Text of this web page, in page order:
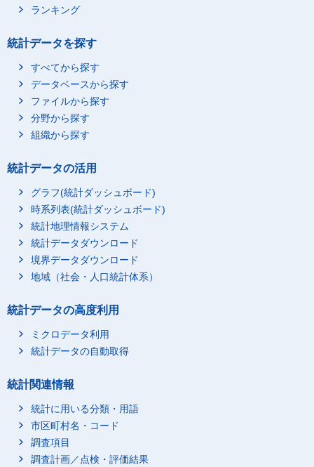
ランキング
統計データを探す
すべてから探す
データベースから探す
ファイルから探す
分野から探す
組織から探す
統計データの活用
グラフ(統計ダッシュボード)
時系列表(統計ダッシュボード)
統計地理情報システム
統計データダウンロード
境界データダウンロード
地域（社会・人口統計体系）
統計データの高度利用
ミクロデータ利用
統計データの自動取得
統計関連情報
統計に用いる分類・用語
市区町村名・コード
調査項目
調査計画／点検・評価結果